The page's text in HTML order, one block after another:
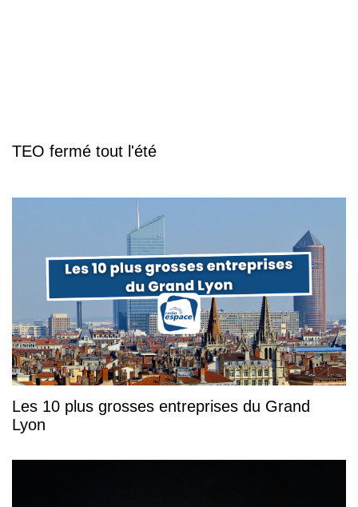
TEO fermé tout l'été
Les 10 plus grosses entreprises du Grand
Lyon